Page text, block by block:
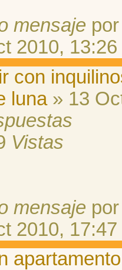
mensaje
2010, 13:26
con
luna» 13
Vistas
mensaje
2010, 17:47